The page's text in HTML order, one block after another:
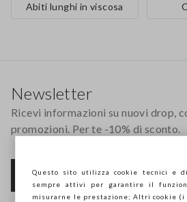
Abiti lunghi in viscosa
Newsletter
Ricevi informazioni su nuovi drop,
promozioni. Per te -10% di sconto.
Questo sito utilizza cookie tecnici e di
sempre attivi per garantire il
misurarne le prestazione; Altri cookie (i